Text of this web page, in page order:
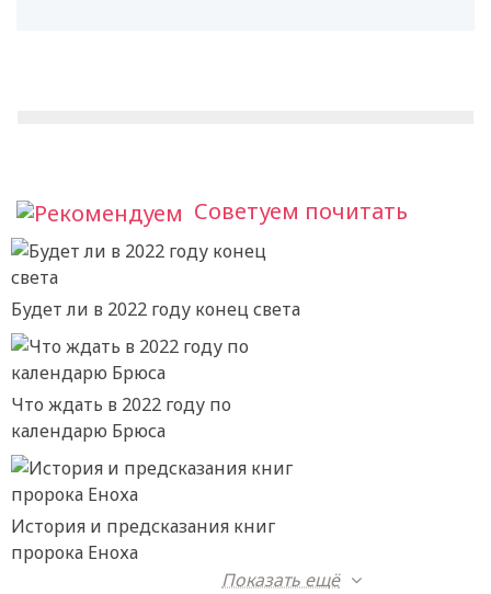
Советуем почитать
Будет ли в 2022 году конец света
Что ждать в 2022 году по
календарю Брюса
История и предсказания книг
пророка Еноха
Показать ещё